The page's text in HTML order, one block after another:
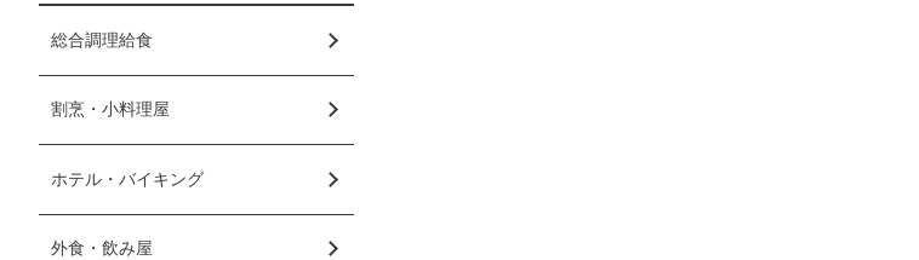
総合調理給食
割烹・小料理屋
ホテル・バイキング
外食・飲み屋